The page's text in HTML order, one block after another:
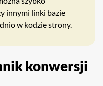
innymi linki bazie
w kodzie strony.
konwersji